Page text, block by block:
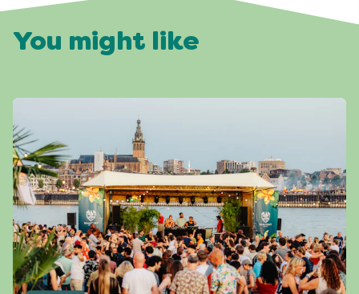
You might like